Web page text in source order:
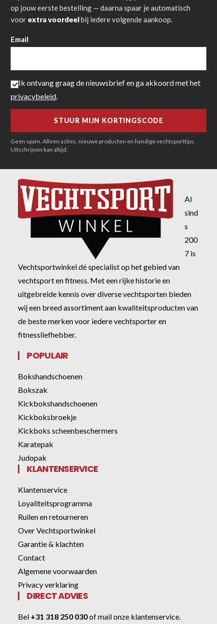
op jouw eerste bestelling — daarna spaar je automatisch
voor extra voordeelbij iedere volgende aankoop.
Email
Ik ontvang graag de nieuwsbrief en ga akkoord met het
privacybeleid.
Geen spam. Alleen acties, nieuwe producten en handige vechtsporttips.
Uitschrijven kan altijd.
Al
sind
s
200
7 is
Vechtsportwinkel dé specialist op het gebied van
vechtsport en fitness. Met een rijke historie en
uitgebreide kennis over diverse vechtsporten bieden
wij een breed assortiment aan kwaliteitsproducten van
de beste merken voor iedere vechtsporter en
fitnessliefhebber.
POPULAIR
Bokshandschoenen
Bokszak
Kickbokshandschoenen
Kickboksbroekje
Kickboks scheenbeschermers
Karatepak
Judopak
KLANTENSERVICE
Klantenservice
Loyaliteitsprogramma
Ruilen en retourneren
Over Vechtsportwinkel
Garantie & klachten
Contact
Algemene voorwaarden
Privacy verklaring
DIRECT ADVIES
Bel +31 318 250 030ofmail onze klantenservice.